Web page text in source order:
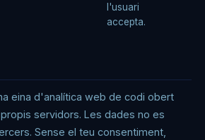
l'usuari
accepta.
eina d'analítica web de codi obert
servidors. Les dades no es
Sense el teu consentiment,